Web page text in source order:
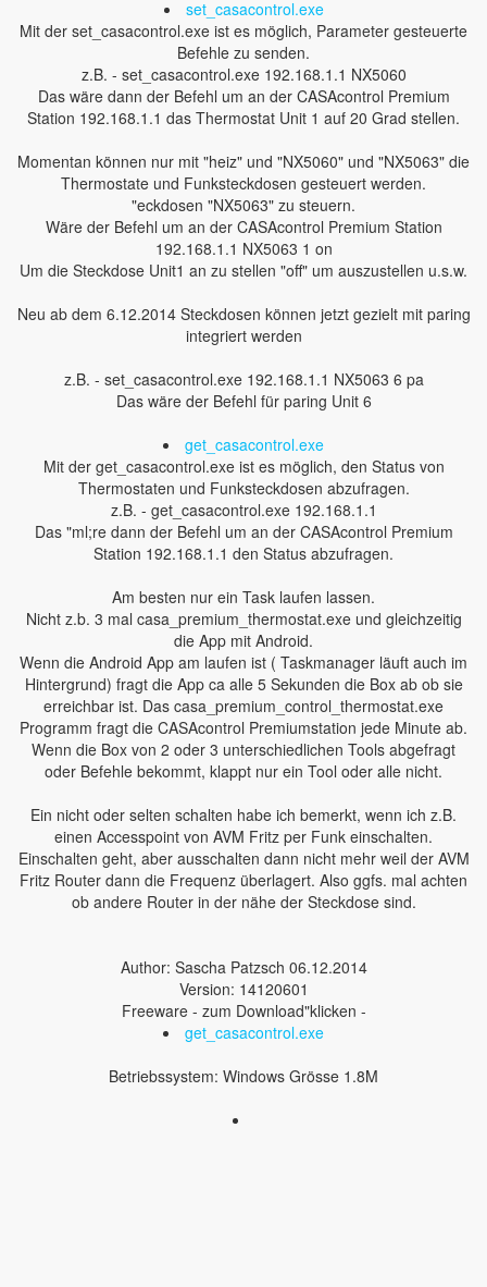
set_casacontrol.exe
Mit der set_casacontrol.exe ist es möglich, Parameter gesteuerte
Befehle zu senden.
z.B. - set_casacontrol.exe 192.168.1.1 NX5060
Das wäre dann der Befehl um an der CASAcontrol Premium
Station 192.168.1.1 das Thermostat Unit 1 auf 20 Grad stellen.
Momentan können nur mit "heiz" und "NX5060" und "NX5063" die
Thermostate und Funksteckdosen gesteuert werden.
"eckdosen "NX5063" zu steuern.
Wäre der Befehl um an der CASAcontrol Premium Station
192.168.1.1 NX5063 1 on
Um die Steckdose Unit1 an zu stellen "off" um auszustellen u.s.w.
Neu ab dem 6.12.2014 Steckdosen können jetzt gezielt mit paring
integriert werden
z.B. - set_casacontrol.exe 192.168.1.1 NX5063 6 pa
Das wäre der Befehl für paring Unit 6
get_casacontrol.exe
Mit der get_casacontrol.exe ist es möglich, den Status von
Thermostaten und Funksteckdosen abzufragen.
z.B. - get_casacontrol.exe 192.168.1.1
Das "ml;re dann der Befehl um an der CASAcontrol Premium
Station 192.168.1.1 den Status abzufragen.
Am besten nur ein Task laufen lassen.
Nicht z.b. 3 mal casa_premium_thermostat.exe und gleichzeitig
die App mit Android.
Wenn die Android App am laufen ist ( Taskmanager läuft auch im
Hintergrund) fragt die App ca alle 5 Sekunden die Box ab ob sie
erreichbar ist. Das casa_premium_control_thermostat.exe
Programm fragt die CASAcontrol Premiumstation jede Minute ab.
Wenn die Box von 2 oder 3 unterschiedlichen Tools abgefragt
oder Befehle bekommt, klappt nur ein Tool oder alle nicht.
Ein nicht oder selten schalten habe ich bemerkt, wenn ich z.B.
einen Accesspoint von AVM Fritz per Funk einschalten.
Einschalten geht, aber ausschalten dann nicht mehr weil der AVM
Fritz Router dann die Frequenz überlagert. Also ggfs. mal achten
ob andere Router in der nähe der Steckdose sind.
Author: Sascha Patzsch 06.12.2014
Version: 14120601
Freeware - zum Download"klicken -
get_casacontrol.exe
Betriebssystem: Windows Grösse 1.8M